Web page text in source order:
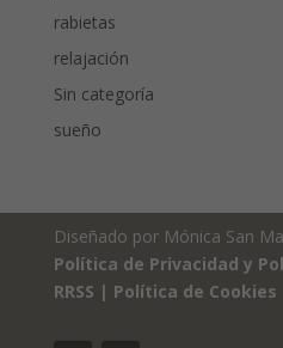
rabietas
relajación
Sin categoría
sueño
Diseñado por Mónica San
Política de Privacidad y
RRSS | Política de Cookies